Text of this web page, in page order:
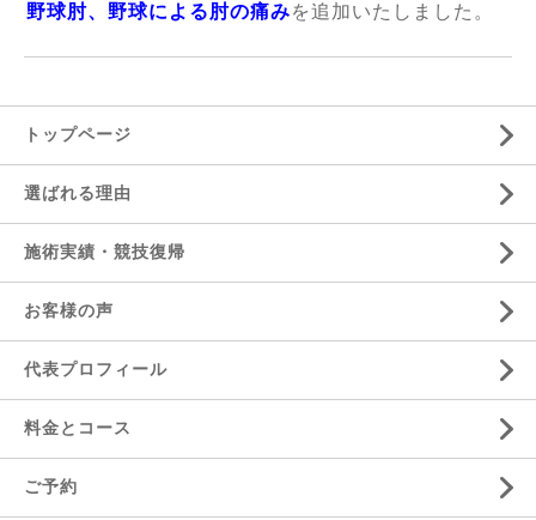
野球肘、野球による肘の痛みを追加いたしました。
トップページ
選ばれる理由
施術実績・競技復帰
お客様の声
代表プロフィール
料金とコース
ご予約